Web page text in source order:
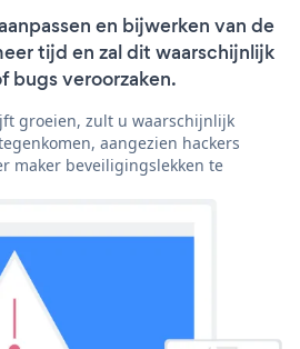
en bijwerken van de
tijd en zal dit waarschijnlijk
bugs veroorzaken.
groeien, zult u waarschijnlijk
aangezien hackers
maker beveiligingslekken te